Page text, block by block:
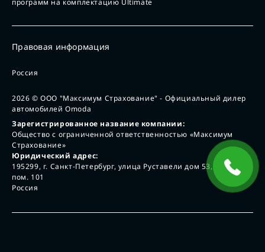
Правовая информация
Россия
2026 © ООО "Максимум Страхование" - Официальный дилер
автомобилей Omoda
Зарегистрированное название компании:
Общество с ограниченной ответственностью «Максимум
Страхование»
Юридический адрес:
195299, г. Санкт-Петербург, улица Руставели дом 53, лит А,
пом. 101
Россия